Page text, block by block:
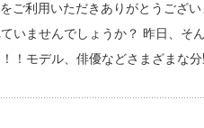
ご利用いただきありがとうござ
いませんでしょうか？ 昨日、そ
！モデル、俳優などさまざまな